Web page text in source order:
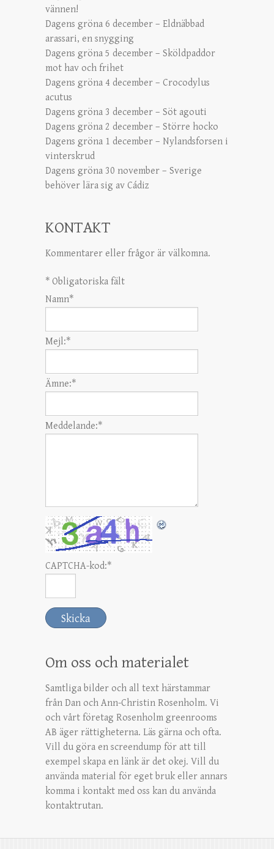
vännen!
Dagens gröna 6 december – Eldnäbbad
arassari, en snygging
Dagens gröna 5 december – Sköldpaddor
mot hav och frihet
Dagens gröna 4 december – Crocodylus
acutus
Dagens gröna 3 december – Söt agouti
Dagens gröna 2 december – Större hocko
Dagens gröna 1 december – Nylandsforsen i
vinterskrud
Dagens gröna 30 november – Sverige
behöver lära sig av Cádiz
KONTAKT
Kommentarer eller frågor är välkomna.
* Obligatoriska fält
Namn*
Mejl:*
Ämne:*
Meddelande:*
CAPTCHA-kod:*
Om oss och materialet
Samtliga bilder och all text härstammar
från Dan och Ann-Christin Rosenholm. Vi
och vårt företag Rosenholm greenrooms
AB äger rättigheterna. Läs gärna och ofta.
Vill du göra en screendump för att till
exempel skapa en länk är det okej. Vill du
använda material för eget bruk eller annars
komma i kontakt med oss kan du använda
kontaktrutan.